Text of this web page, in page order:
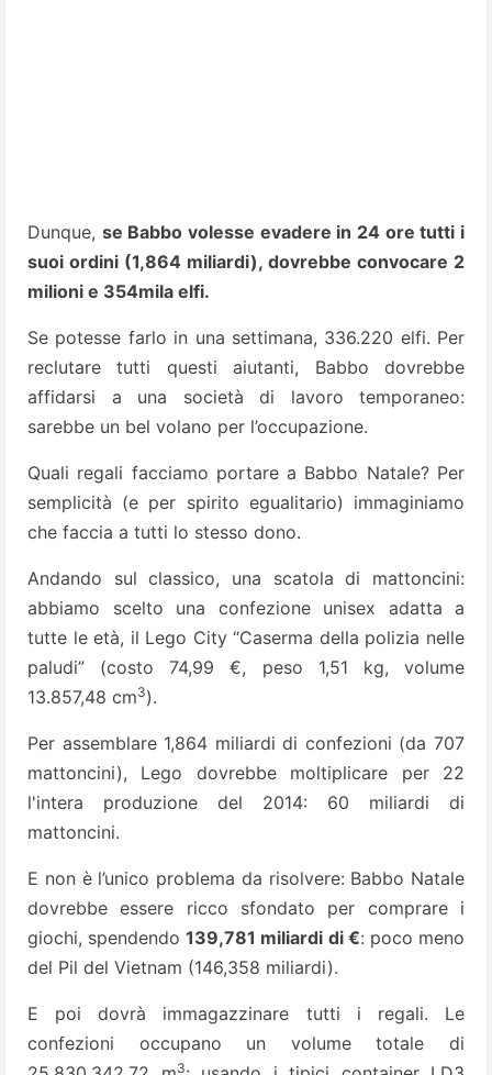
Dunque, se Babbo volesse evadere in 24 ore tutti i
suoi ordini (1,864 miliardi), dovrebbe convocare 2
milioni e 354mila elfi.
Se potesse farlo in una settimana, 336.220 elfi. Per
reclutare tutti questi aiutanti, Babbo dovrebbe
affidarsi a una società di lavoro temporaneo:
sarebbe un bel volano per l’occupazione.
Quali regali facciamo portare a Babbo Natale? Per
semplicità (e per spirito egualitario) immaginiamo
che faccia a tutti lo stesso dono.
Andando sul classi­co, una scatola di mattoncini:
abbiamo scelto una confezione unisex adatta a
tutte le età, il Lego City “Caserma del­la polizia nelle
paludi” (costo 74,99 €, peso 1,51 kg, volume
13.857,48 cm3).
Per assemblare 1,864 miliardi di confezioni (da 707
mattoncini), Lego dovrebbe mol­tiplicare per 22
l'intera produzione del 2014: 60 miliardi di
mattoncini.
E non è l’unico problema da risolvere: Babbo Natale
dovrebbe essere ricco sfondato per comprare i
giochi, spen­dendo139,781 miliardi di €: poco meno
del Pil del Vietnam (146,358 miliardi).
E poi dovrà immagazzinare tutti i regali. Le
confezioni occupano un volume totale di
3